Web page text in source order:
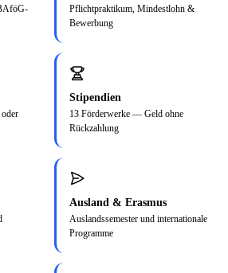
Pflichtpraktikum, Mindestlohn &
Bewerbung
Stipendien
13 Förderwerke — Geld ohne
Rückzahlung
Ausland & Erasmus
Auslandssemester und internationale
Programme